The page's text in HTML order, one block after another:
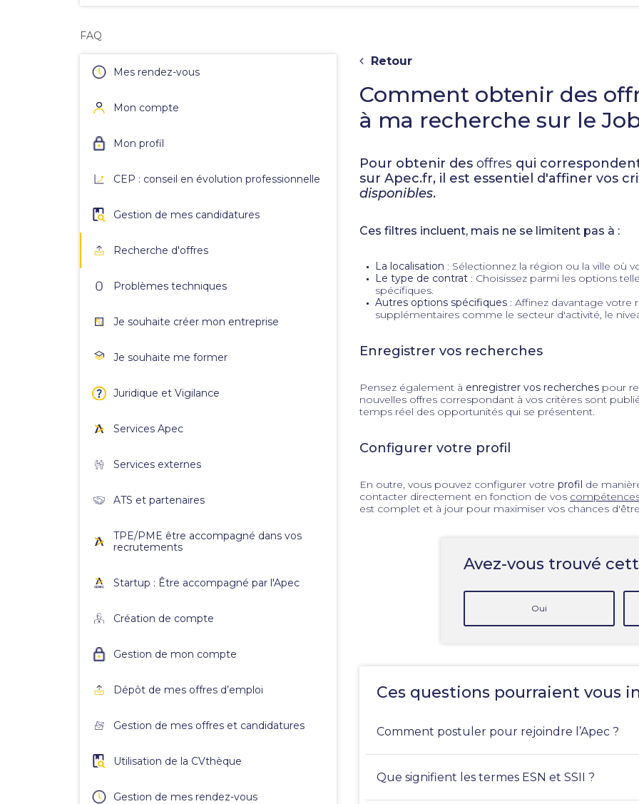
FAQ
Mes rendez-vous
Mon compte
Mon profil
CEP : conseil en évolution professionnelle
Gestion de mes candidatures
Recherche d'offres
Problèmes techniques
Je souhaite créer mon entreprise
Je souhaite me former
Juridique et Vigilance
Services Apec
Services externes
ATS et partenaires
TPE/PME être accompagné dans vos
recrutements
Startup : Être accompagné par l'Apec
Création de compte
Gestion de mon compte
Dépôt de mes offres d’emploi
Gestion de mes offres et candidatures
Utilisation de la CVthèque
Gestion de mes rendez-vous
Retour
Comment obtenir des
à ma recherche sur le
Pour obtenir des offres qui
sur Apec.fr, il est essentiel d'affiner vos
disponibles.
Ces filtres incluent, mais ne se limitent pas à :
La localisation : Sélectionnez la région ou la ville où
Le type de contrat : Choisissez parmi les options
spécifiques.
Autres options spécifiques : Affinez davantage votre
supplémentaires comme le secteur d'activité, le
Enregistrer vos recherches
Pensez également à enregistrer vos recherches pour
nouvelles offres correspondant à vos critères sont
temps réel des opportunités qui se présentent.
Configurer votre profil
En outre, vous pouvez configurer votre profil de
contacter directement en fonction de vos
est complet et à jour pour maximiser vos chances
Avez-vous trouvé
Oui
Ces questions pourraient vous
Comment postuler pour rejoindre l’Apec ?
Que signifient les termes ESN et SSII ?